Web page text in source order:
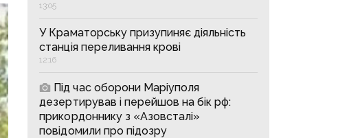
13:05
У Краматорську призупиняє діяльність
станція переливання крові
12:16
Під час оборони Маріуполя
дезертирував і перейшов на бік рф:
прикордоннику з «Азовсталі»
повідомили про підозру